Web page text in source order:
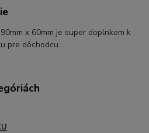
x 60mm je super doplnkom k
pre dôchodcu.